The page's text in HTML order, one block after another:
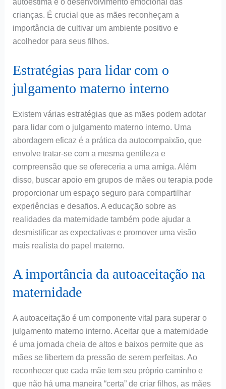
autoestima e o desenvolvimento emocional das
crianças. É crucial que as mães reconheçam a
importância de cultivar um ambiente positivo e
acolhedor para seus filhos.
Estratégias para lidar com o
julgamento materno interno
Existem várias estratégias que as mães podem adotar
para lidar com o julgamento materno interno. Uma
abordagem eficaz é a prática da autocompaixão, que
envolve tratar-se com a mesma gentileza e
compreensão que se ofereceria a uma amiga. Além
disso, buscar apoio em grupos de mães ou terapia pode
proporcionar um espaço seguro para compartilhar
experiências e desafios. A educação sobre as
realidades da maternidade também pode ajudar a
desmistificar as expectativas e promover uma visão
mais realista do papel materno.
A importância da autoaceitação na
maternidade
A autoaceitação é um componente vital para superar o
julgamento materno interno. Aceitar que a maternidade
é uma jornada cheia de altos e baixos permite que as
mães se libertem da pressão de serem perfeitas. Ao
reconhecer que cada mãe tem seu próprio caminho e
que não há uma maneira “certa” de criar filhos, as mães